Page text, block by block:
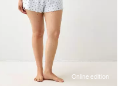
Online edition